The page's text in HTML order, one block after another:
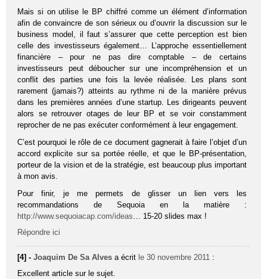
Mais si on utilise le BP chiffré comme un élément d’information
afin de convaincre de son sérieux ou d’ouvrir la discussion sur le
business model, il faut s’assurer que cette perception est bien
celle des investisseurs également… L’approche essentiellement
financière – pour ne pas dire comptable – de certains
investisseurs peut déboucher sur une incompréhension et un
conflit des parties une fois la levée réalisée. Les plans sont
rarement (jamais?) atteints au rythme ni de la manière prévus
dans les premières années d’une startup. Les dirigeants peuvent
alors se retrouver otages de leur BP et se voir constamment
reprocher de ne pas exécuter conformément à leur engagement.
C’est pourquoi le rôle de ce document gagnerait à faire l’objet d’un
accord explicite sur sa portée réelle, et que le BP-présentation,
porteur de la vision et de la stratégie, est beaucoup plus important
à mon avis.
Pour finir, je me permets de glisser un lien vers les
recommandations de Sequoia en la matière :
http://www.sequoiacap.com/ideas… 15-20 slides max !
Répondre ici
[4] -Joaquim De Sa Alves a écrit le 30 novembre 2011 :
Excellent article sur le sujet.